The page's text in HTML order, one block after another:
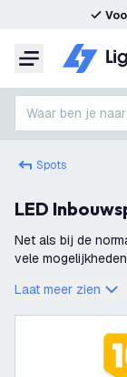
Menu
Waar ben je
Spots
LED
Net als bij de
vele
bepaald voorwerp
Laat meer zien